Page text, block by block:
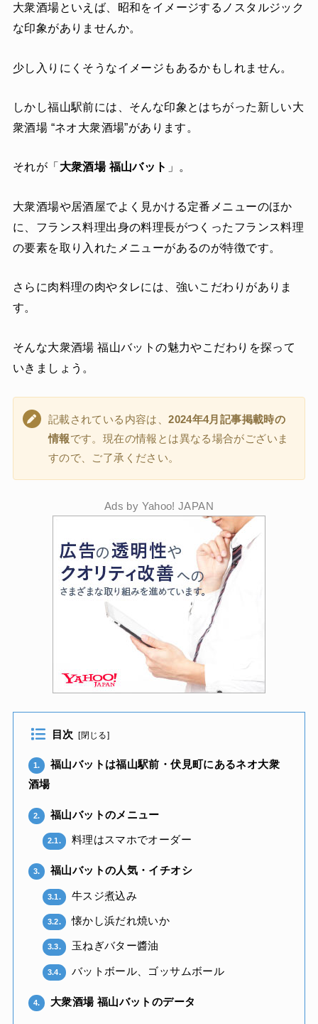
大衆酒場といえば、昭和をイメージするノスタルジック
な印象がありませんか。
少し入りにくそうなイメージもあるかもしれません。
しかし福山駅前には、そんな印象とはちがった新しい大
衆酒場 “ネオ大衆酒場”があります。
それが「 大衆酒場 福山バット 」。
大衆酒場や居酒屋でよく見かける定番メニューのほか
に、フランス料理出身の料理長がつくったフランス料理
の要素を取り入れたメニューがあるのが特徴です。
さらに肉料理の肉やタレには、強いこだわりがありま
す。
そんな大衆酒場 福山バットの魅力やこだわりを探って
いきましょう。
記載されている内容は、2024年4月記事掲載時の
情報です。現在の情報とは異なる場合がございま
すので、ご了承ください。
Ads by Yahoo! JAPAN
目次 [閉じる]
1.
福山バットは福山駅前・伏見町にあるネオ大衆
酒場
2. 福山バットのメニュー
2.1. 料理はスマホでオーダー
3. 福山バットの人気・イチオシ
3.1. 牛スジ煮込み
3.2. 懐かし浜だれ焼いか
3.3. 玉ねぎバター醬油
3.4. バットボール、ゴッサムボール
4. 大衆酒場 福山バットのデータ